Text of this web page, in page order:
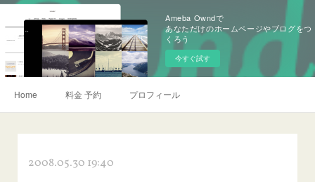
Ameba Owndで
あなただけのホームページやブログをつ
くろう
今すぐ試す
Home 料金 予約 プロフィール
2008.05.30 19:40